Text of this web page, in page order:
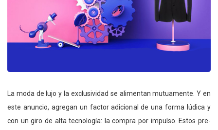
La moda de lujo y la exclusividad se alimentan mutuamente. Y en
este anuncio, agregan un factor adicional de una forma lúdica y
con un giro de alta tecnología: la compra por impulso. Estos pre-